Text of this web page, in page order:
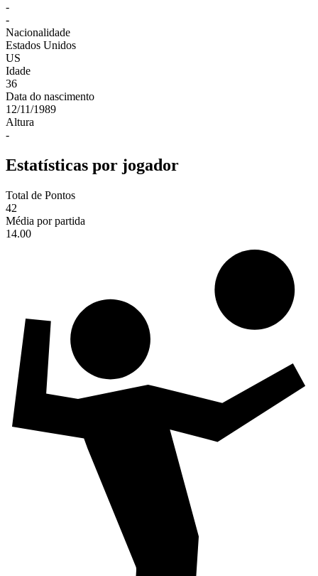
-
-
Nacionalidade
Estados Unidos
US
Idade
36
Data do nascimento
12/11/1989
Altura
-
Estatísticas por jogador
Total de Pontos
42
Média por partida
14.00